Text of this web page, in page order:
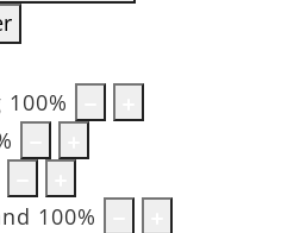
100%
100%